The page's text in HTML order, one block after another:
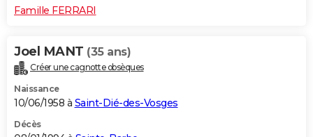
Famille FERRARI
Joel MANT (35 ans)
Créer une cagnotte obsèques
Naissance
10/06/1958 à Saint-Dié-des-Vosges
Décès